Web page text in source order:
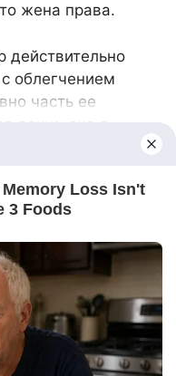
жена права.
действительно
облегчением
часть ее
ставшую
Степану,
видом.
почувствовала
о разводе уже
что с этого